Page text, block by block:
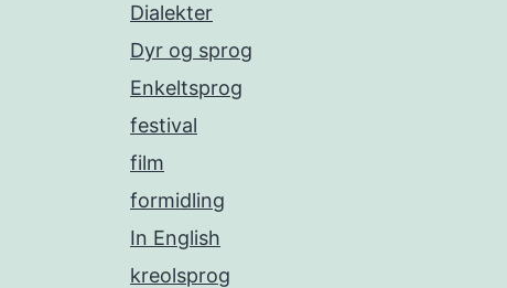
Dialekter
Dyr og sprog
Enkeltsprog
festival
film
formidling
In English
kreolsprog